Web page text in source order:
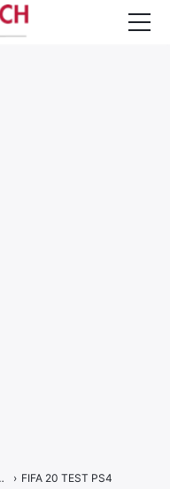
d’EA Sports ? › FIFA 20 TEST PS4